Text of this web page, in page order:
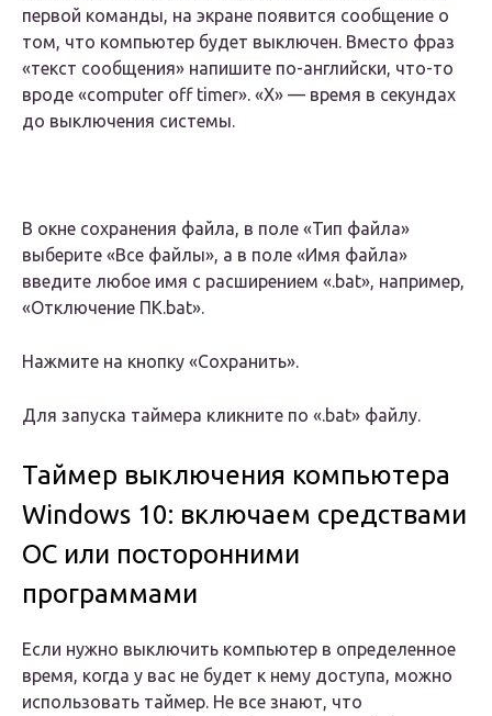
первой команды, на экране появится сообщение о
том, что компьютер будет выключен. Вместо фраз
«текст сообщения» напишите по-английски, что-то
вроде «computer off timer». «X» — время в секундах
до выключения системы.
В окне сохранения файла, в поле «Тип файла»
выберите «Все файлы», а в поле «Имя файла»
введите любое имя с расширением «.bat», например,
«Отключение ПК.bat».
Нажмите на кнопку «Сохранить».
Для запуска таймера кликните по «.bat» файлу.
Таймер выключения компьютера
Windows 10: включаем средствами
ОС или посторонними
программами
Если нужно выключить компьютер в определенное
время, когда у вас не будет к нему доступа, можно
использовать таймер. Не все знают, что